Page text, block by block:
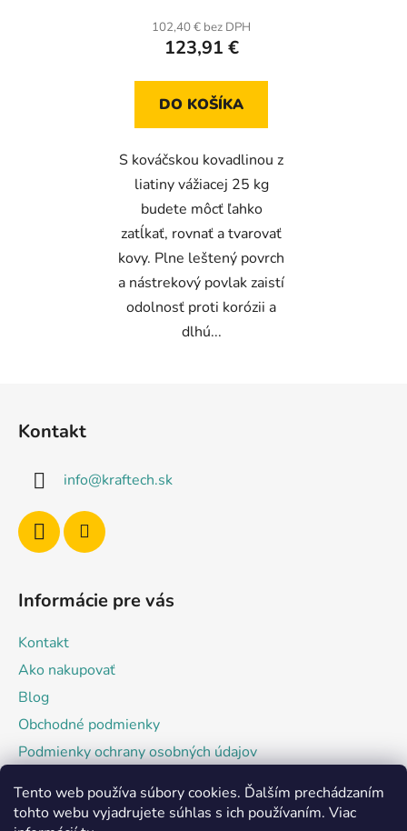
Tento web používa súbory cookies. Ďalším prechádzaním
tohto webu vyjadrujete súhlas s ich používaním. Viac
102,40 € bez DPH
123,91 €
DO KOŠÍKA
S kováčskou kovadlinou z
liatiny vážiacej 25 kg
budete môcť ľahko
zatĺkať, rovnať a tvarovať
kovy. Plne leštený povrch
a nástrekový povlak zaistí
odolnosť proti korózii a
dlhú...
Kontakt
info@kraftech.sk
Informácie pre vás
Kontakt
Ako nakupovať
Blog
Obchodné podmienky
Podmienky ochrany osobných údajov
Facebook